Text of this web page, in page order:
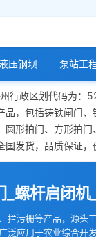
压钢坝 泵站工
行政区划代码为：
，包括铸铁闸门
形拍门、方形拍
国发货，品质保证
_螺杆启闭
污栅等产品，源
应用于农业综合